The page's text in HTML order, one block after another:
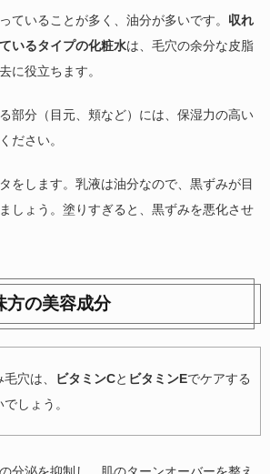
ていることが多く、油分が多いです。 収れ
いるタイプの化粧水は、毛穴の余分な皮脂
に役立ちます。
部分（目元、頬など）には、保湿力の高い
ださい。
をします。乳液は油分なので、黒ずみが目
しょう。塗りすぎると、黒ずみを悪化させ
方の美容成分
穴は、 ビタミンCと ビタミンEでケアする
でしょう。
分泌を抑制し、肌のターンオーバーを整え